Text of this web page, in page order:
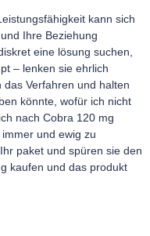
kann sich
Ihre Beziehung
eine lösung suchen,
– lenken sie ehrlich
Verfahren und halten
könnte, wofür ich nicht
nach Cobra 120 mg
und ewig zu
paket und spüren sie den
kaufen und das produkt